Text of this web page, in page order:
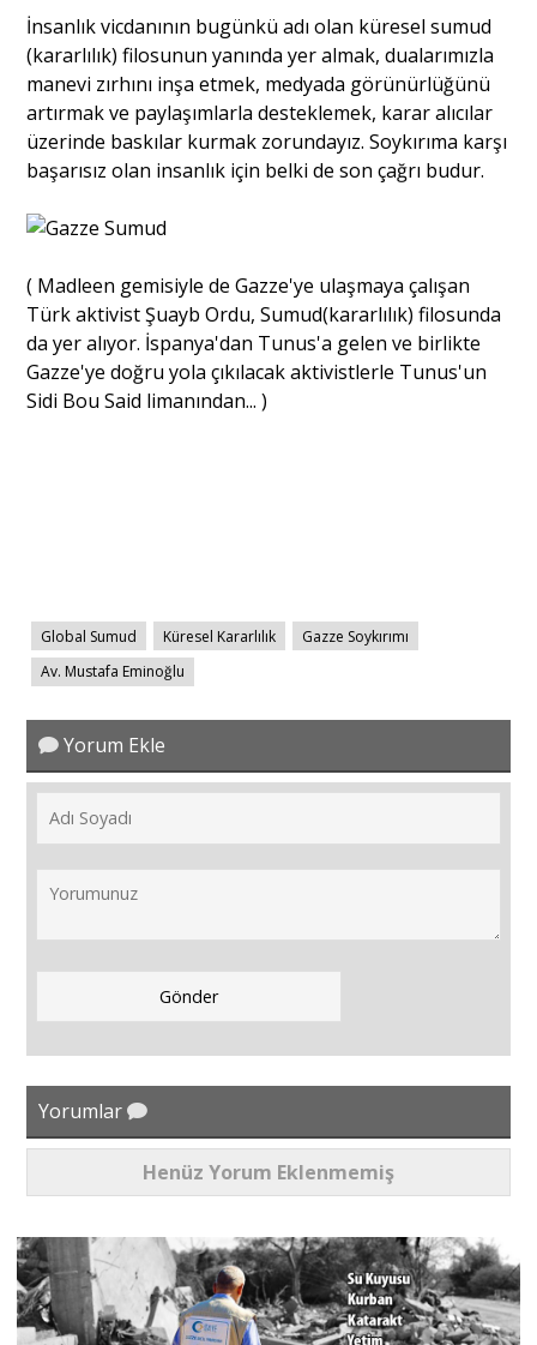
İnsanlık vicdanının bugünkü adı olan küresel sumud
(kararlılık) filosunun yanında yer almak, dualarımızla
manevi zırhını inşa etmek, medyada görünürlüğünü
artırmak ve paylaşımlarla desteklemek, karar alıcılar
üzerinde baskılar kurmak zorundayız. Soykırıma karşı
başarısız olan insanlık için belki de son çağrı budur.
( Madleen gemisiyle de Gazze'ye ulaşmaya çalışan
Türk aktivist Şuayb Ordu, Sumud(kararlılık) filosunda
da yer alıyor. İspanya'dan Tunus'a gelen ve birlikte
Gazze'ye doğru yola çıkılacak aktivistlerle Tunus'un
Sidi Bou Said limanından... )
Global Sumud Küresel Kararlılık
Gazze Soykırımı
Av. Mustafa Eminoğlu
Yorum Ekle
Yorumlar
Henüz Yorum Eklenmemiş